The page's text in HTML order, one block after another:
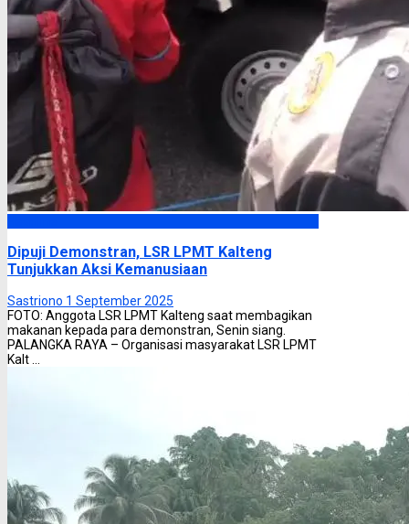
Dipuji Demonstran, LSR LPMT Kalteng
Tunjukkan Aksi Kemanusiaan
Sastriono 1 September 2025
FOTO: Anggota LSR LPMT Kalteng saat membagikan
makanan kepada para demonstran, Senin siang.
PALANGKA RAYA – Organisasi masyarakat LSR LPMT
Kalt ...